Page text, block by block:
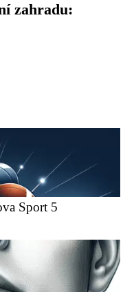
zahradu:
Sport 5